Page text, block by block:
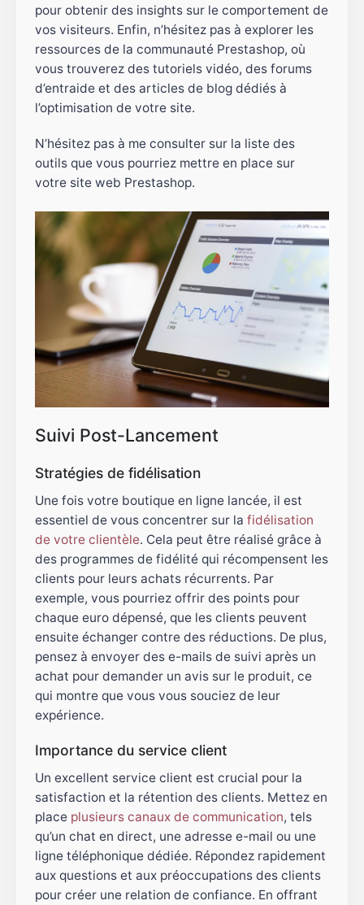
pour obtenir des insights sur le comportement de
vos visiteurs. Enfin, n’hésitez pas à explorer les
ressources de la communauté Prestashop, où
vous trouverez des tutoriels vidéo, des forums
d’entraide et des articles de blog dédiés à
l’optimisation de votre site.
N’hésitez pas à me consulter sur la liste des
outils que vous pourriez mettre en place sur
votre site web Prestashop.
Suivi Post-Lancement
Stratégies de fidélisation
Une fois votre boutique en ligne lancée, il est
essentiel de vous concentrer sur lafidélisation
de votre clientèle. Cela peut être réalisé grâce à
des programmes de fidélité qui récompensent les
clients pour leurs achats récurrents. Par
exemple, vous pourriez offrir des points pour
chaque euro dépensé, que les clients peuvent
ensuite échanger contre des réductions. De plus,
pensez à envoyer des e-mails de suivi après un
achat pour demander un avis sur le produit, ce
qui montre que vous vous souciez de leur
expérience.
Importance du service client
Un excellent service client est crucial pour la
satisfaction et la rétention des clients. Mettez en
place plusieurs canaux de communication, tels
qu’un chat en direct, une adresse e-mail ou une
ligne téléphonique dédiée. Répondez rapidement
aux questions et aux préoccupations des clients
pour créer une relation de confiance. En offrant